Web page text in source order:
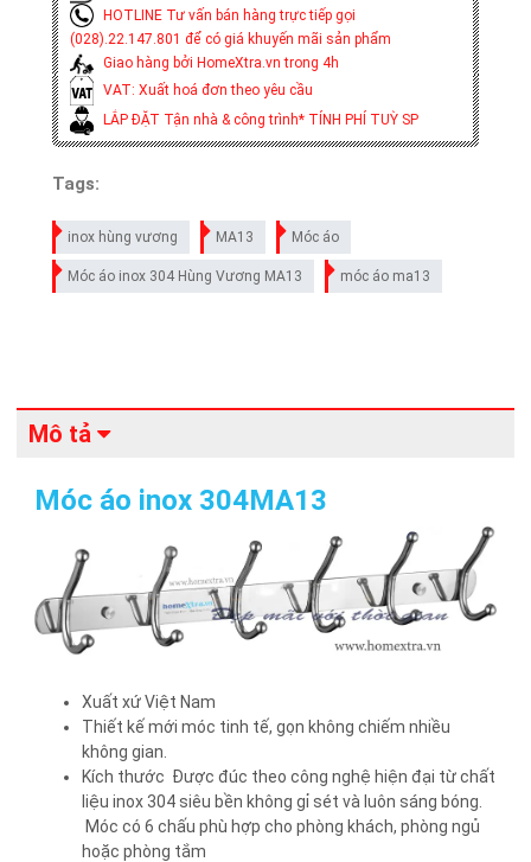
HOTLINE Tư vấn bán hàng trực tiếp gọi
(028).22.147.801 để có giá khuyến mãi sản phẩm
Giao hàng bởi HomeXtra.vn trong 4h
VAT: Xuất hoá đơn theo yêu cầu
LẮP ĐẶT Tận nhà & công trình* TÍNH PHÍ TUỲ SP
Tags:
inox hùng vương MA13 Móc áo
Móc áo inox 304 Hùng Vương MA13 móc áo ma13
Mô tả
Móc áo inox 304MA13
Xuất xứ Việt Nam
Thiết kế mới móc tinh tế, gọn không chiếm nhiều
không gian.
Kích thước Được đúc theo công nghệ hiện đại từ chất
liệu inox 304 siêu bền không gỉ sét và luôn sáng bóng.
Móc có 6 chấu phù hợp cho phòng khách, phòng ngủ
hoặc phòng tắm